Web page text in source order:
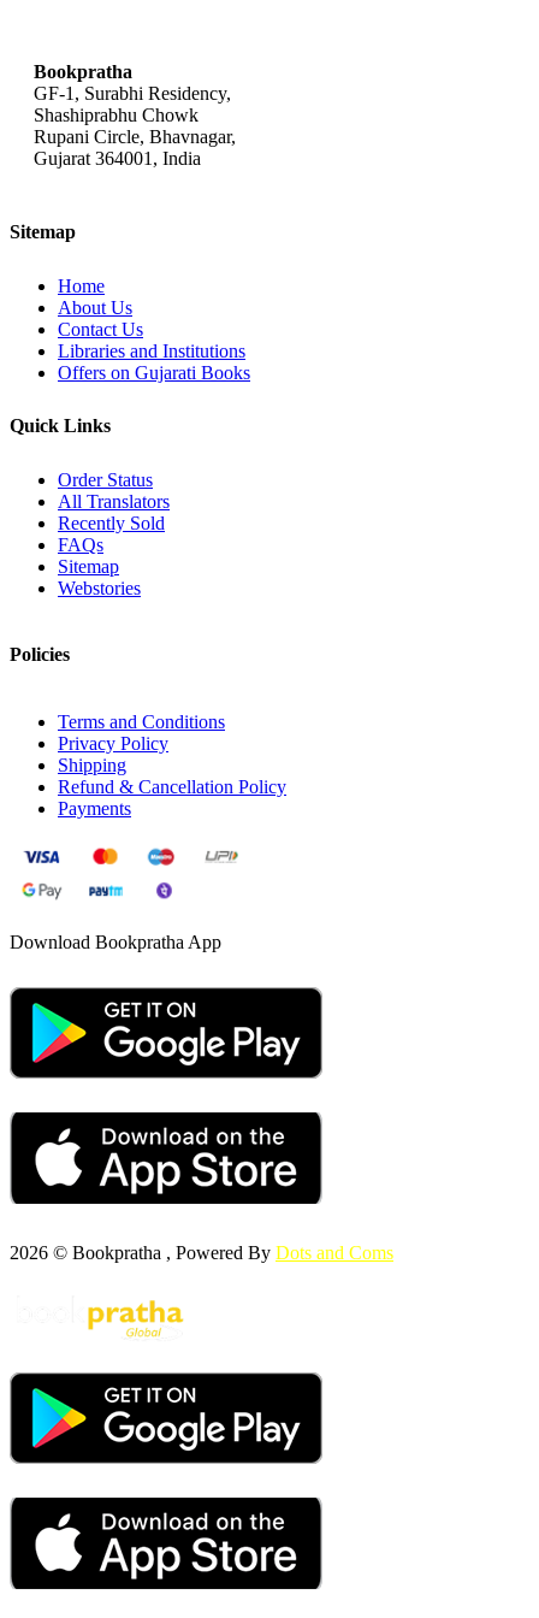
(શરદબાબુ - શરદચંદ્ર ચટ્ટોપાધ્યાય)
(સુધા મૂર્તિ)
Suman Bajpayee
(સુમન બાજપેયી )
Swami Sachchidanand
(સ્વામી સચ્ચિદાનંદ)
Vijaygupt Maurya
(વિજયગુપ્ત મૌર્ય )
Yashvant Mehta
(યોગેશ ચોલેરા - વિરલ વૈષ્ણવ)
Bookpratha
GF-1, Surabhi Residency,
Shashiprabhu Chowk
Rupani Circle, Bhavnagar,
Gujarat 364001, India
Sitemap
Home
About Us
Contact Us
Libraries and Institutions
Offers on Gujarati Books
Quick Links
Order Status
All Translators
Recently Sold
FAQs
Sitemap
Webstories
Policies
Terms and Conditions
Privacy Policy
Shipping
Refund & Cancellation Policy
Payments
Download Bookpratha App
2026 © Bookpratha , Powered By Dots and Coms